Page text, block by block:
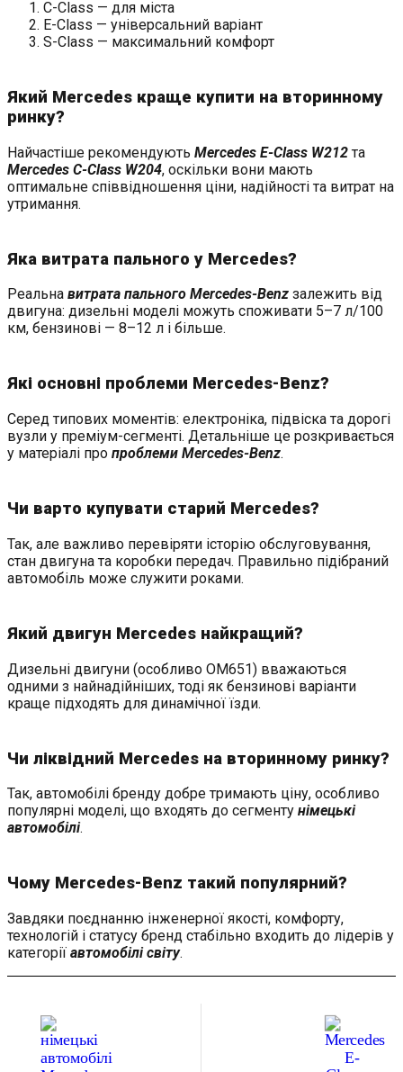
C-Class — для міста
E-Class — універсальний варіант
S-Class — максимальний комфорт
Який Mercedes краще купити на вторинному
ринку?
Найчастіше рекомендують Mercedes E-Class W212 та
Mercedes C-Class W204, оскільки вони мають
оптимальне співвідношення ціни, надійності та витрат на
утримання.
Яка витрата пального у Mercedes?
Реальна витрата пального Mercedes-Benz залежить від
двигуна: дизельні моделі можуть споживати 5–7 л/100
км, бензинові — 8–12 л і більше.
Які основні проблеми Mercedes-Benz?
Серед типових моментів: електроніка, підвіска та дорогі
вузли у преміум-сегменті. Детальніше це розкривається
у матеріалі про проблеми Mercedes-Benz.
Чи варто купувати старий Mercedes?
Так, але важливо перевіряти історію обслуговування,
стан двигуна та коробки передач. Правильно підібраний
автомобіль може служити роками.
Який двигун Mercedes найкращий?
Дизельні двигуни (особливо OM651) вважаються
одними з найнадійніших, тоді як бензинові варіанти
краще підходять для динамічної їзди.
Чи ліквідний Mercedes на вторинному ринку?
Так, автомобілі бренду добре тримають ціну, особливо
популярні моделі, що входять до сегменту німецькі
автомобілі.
Чому Mercedes-Benz такий популярний?
Завдяки поєднанню інженерної якості, комфорту,
технологій і статусу бренд стабільно входить до лідерів у
категорії автомобілі світу.